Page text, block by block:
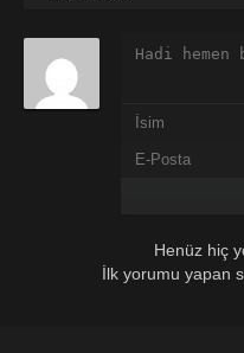
Henüz hiç
İlk yorumu yapan